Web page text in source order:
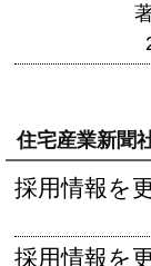
住宅産業新聞
採用情報を
採用情報を